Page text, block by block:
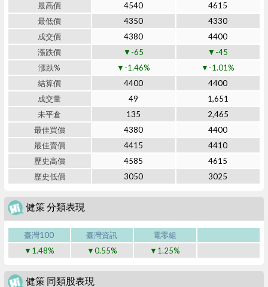
最高價
4540
4615
最低價
4350
4330
成交價
4380
4400
漲跌價
▼-65
▼-45
漲跌%
▼-1.46%
▼-1.01%
結算價
4400
4400
成交量
49
1,651
未平倉
135
2,465
最佳買價
4380
4400
最佳賣價
4415
4410
歷史高價
4585
4615
歷史低價
3050 3025
健策 分類表現
臺灣100 臺灣資訊
電零組
▼1.48%
▼0.55% ▼1.25%
健策 同類股表現